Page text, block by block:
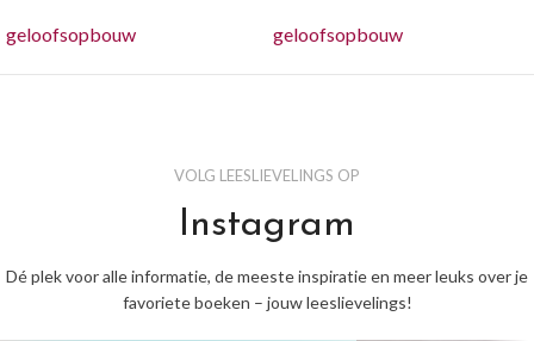
geloofsopbouw geloofsopbouw
VOLG LEESLIEVELINGS OP
Instagram
Dé plek voor alle informatie, de meeste inspiratie en meer leuks over je
favoriete boeken – jouw leeslievelings!